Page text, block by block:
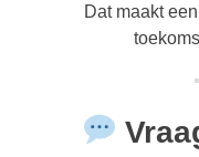
Dat maakt